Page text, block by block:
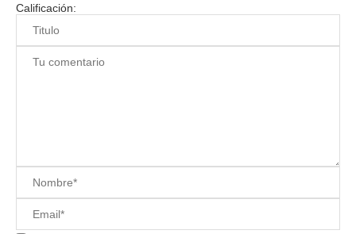
Calificación: